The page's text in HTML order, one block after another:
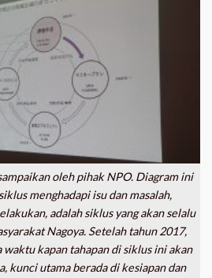
oleh pihak NPO. Diagram ini
menghadapi isu dan masalah,
adalah siklus yang akan selalu
Nagoya. Setelah tahun 2017,
kapan tahapan di siklus ini akan
kunci utama berada di kesiapan dan